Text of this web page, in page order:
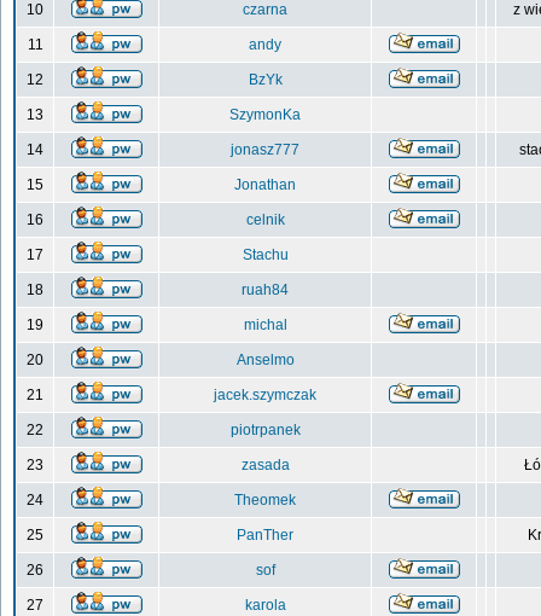
10 czarna z
11 andy
12 BzYk
13 SzymonKa
14 jonasz777
15 Jonathan
16 celnik
17 Stachu
18 ruah84
19 michal
20 Anselmo
21 jacek.szymczak
22 piotrpanek
23 zasada
24 Theomek
25 PanTher
26 sof
27 karola